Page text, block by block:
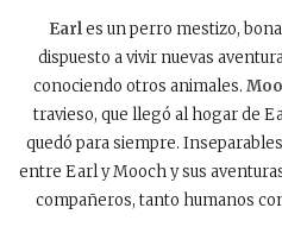
Earles un perro mestizo,
dispuesto a vivir nuevas
conociendo otros animales.
travieso, que llegó al hogar de
quedó para siempre.
entre Earl y Mooch y sus
compañeros, tanto humanos